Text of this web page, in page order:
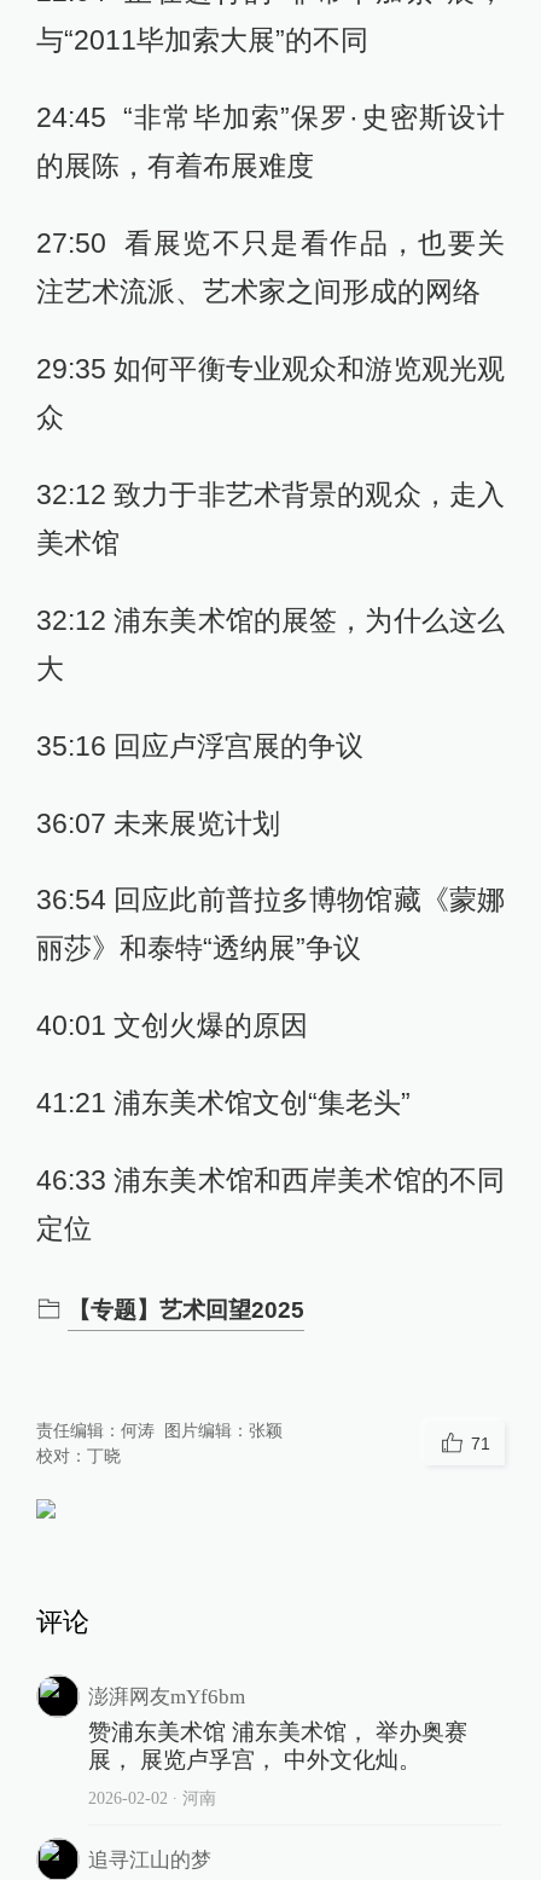
与“2011毕加索大展”的不同
24:45 “非常毕加索”保罗·史密斯设计
的展陈，有着布展难度
27:50 看展览不只是看作品，也要关
注艺术流派、艺术家之间形成的网络
29:35 如何平衡专业观众和游览观光观
众
32:12 致力于非艺术背景的观众，走入
美术馆
32:12 浦东美术馆的展签，为什么这么
大
35:16 回应卢浮宫展的争议
36:07 未来展览计划
36:54 回应此前普拉多博物馆藏《蒙娜
丽莎》和泰特“透纳展”争议
40:01 文创火爆的原因
41:21 浦东美术馆文创“集老头”
46:33 浦东美术馆和西岸美术馆的不同
定位
【专题】艺术回望2025
责任编辑： 何涛 图片编辑： 张颖
校对： 丁晓
71
评论
澎湃网友mYf6bm
赞浦东美术馆 浦东美术馆， 举办奥赛
展， 展览卢孚宫， 中外文化灿。
2026-02-02 ∙ 河南
追寻江山的梦